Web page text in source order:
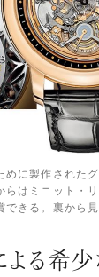
に製作された
はミニット・
できる。裏から
よる希少